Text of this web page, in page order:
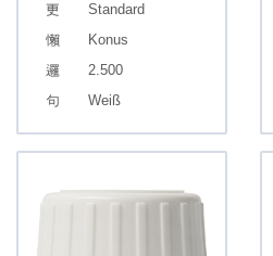
Standard
Konus
2.500
Weiß